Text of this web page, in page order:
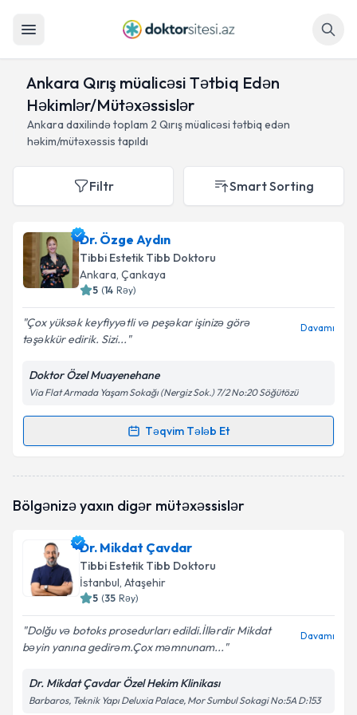
Ankara Qırış müalicəsi Tətbiq Edən
Həkimlər/Mütəxəssislər
Ankara daxilində toplam 2 Qırış müalicəsi tətbiq edən
həkim/mütəxəssis tapıldı
Filtr Smart Sorting
Dr. Özge Aydın
Tibbi Estetik Tibb Doktoru
Ankara, Çankaya
5 (14 Rəy)
Çox yüksək keyfiyyətli və peşəkar işinizə görə
təşəkkür edirik. Sizi...
Davamı
Doktor Özel Muayenehane
Via Flat Armada Yaşam Sokağı (Nergiz Sok.) 7/2 No:20 Söğütözü
Təqvim Tələb Et
Randevu Təqvimi Tələbi
yaradın. Bu mütəxəssisdən randevu ala biləcəyiniz
məlumatlandırılacaqsınız.
E-poçt Ünvanınız
Şəxsi məlumatlarımın emal edilməsinə dair
məlumatlarımın göstərilən çərçivədə emal
edilməsinə razılıq verirəm.
Bölgənizə yaxın digər mütəxəssislər
Dr. Mikdat Çavdar
Tibbi Estetik Tibb Doktoru
İstanbul, Ataşehir
5 (35 Rəy)
Dolğu və botoks prosedurları edildi.İllərdir Mikdat
bəyin yanına gedirəm.Çox məmnunam...
Davamı
Dr. Mikdat Çavdar Özel Hekim Klinikası
Barbaros, Teknik Yapı Deluxia Palace, Mor Sumbul Sokagi No:5A D:153